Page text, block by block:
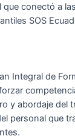
que conectó a
SOS
Integral de
y abordaje del
personal que